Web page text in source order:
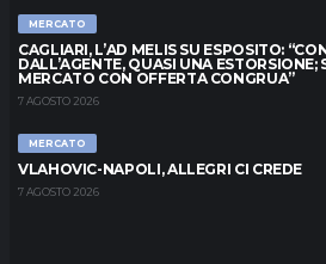
MERCATO
CAGLIARI, L’AD MELIS SU ESPOSITO:
DALL’AGENTE, QUASI UNA ESTORSIONE;
MERCATO CON OFFERTA CONGRUA”
7 AGOSTO 2026
MERCATO
VLAHOVIC-NAPOLI, ALLEGRI CI CREDE
7 AGOSTO 2026